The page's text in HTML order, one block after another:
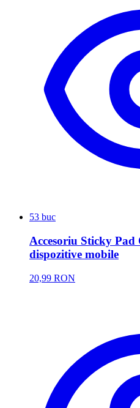
53 buc
Accesoriu Sticky
dispozitive mobile
20,99 RON